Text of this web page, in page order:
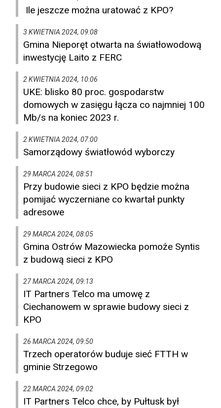
Ile jeszcze można uratować z KPO?
3 KWIETNIA 2024, 09:08
Gmina Nieporęt otwarta na światłowodową
inwestycję Laito z FERC
2 KWIETNIA 2024, 10:06
UKE: blisko 80 proc. gospodarstw
domowych w zasięgu łącza co najmniej 100
Mb/s na koniec 2023 r.
2 KWIETNIA 2024, 07:00
Samorządowy światłowód wyborczy
29 MARCA 2024, 08:51
Przy budowie sieci z KPO będzie można
pomijać wyczerniane co kwartał punkty
adresowe
29 MARCA 2024, 08:05
Gmina Ostrów Mazowiecka pomoże Syntis
z budową sieci z KPO
27 MARCA 2024, 09:13
IT Partners Telco ma umowę z
Ciechanowem w sprawie budowy sieci z
KPO
26 MARCA 2024, 09:50
Trzech operatorów buduje sieć FTTH w
gminie Strzegowo
22 MARCA 2024, 09:02
IT Partners Telco chce, by Pułtusk był